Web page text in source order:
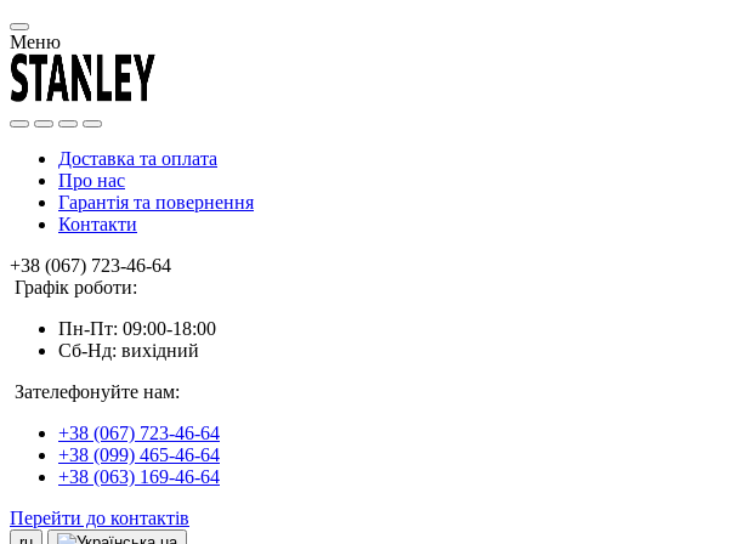
Меню
Доставка та оплата
Про нас
Гарантія та повернення
Контакти
+38 (067) 723-46-64
Графік роботи:
Пн-Пт: 09:00-18:00
Сб-Нд: вихідний
Зателефонуйте нам:
+38 (067) 723-46-64
+38 (099) 465-46-64
+38 (063) 169-46-64
Перейти до контактів